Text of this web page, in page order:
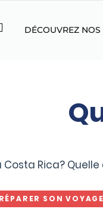
DÉCOUVREZ NOS
Rica?
SON VOYAGE